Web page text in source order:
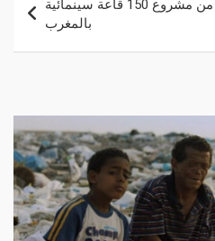
بالصور: تدشين النصف الأول من مشروع 150 قاعة سينمائية
بالمغرب